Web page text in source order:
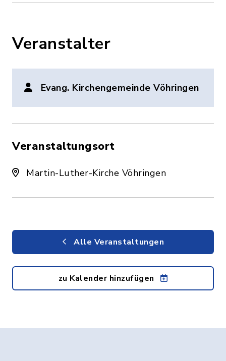
Veranstalter
Evang. Kirchengemeinde Vöhringen
Veranstaltungsort
Martin-Luther-Kirche Vöhringen
Alle Veranstaltungen
zu Kalender hinzufügen